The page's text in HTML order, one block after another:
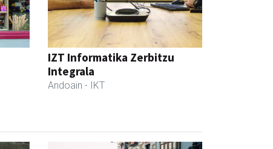
IZT Informatika Zerbitzu
Integrala
Andoain - IKT